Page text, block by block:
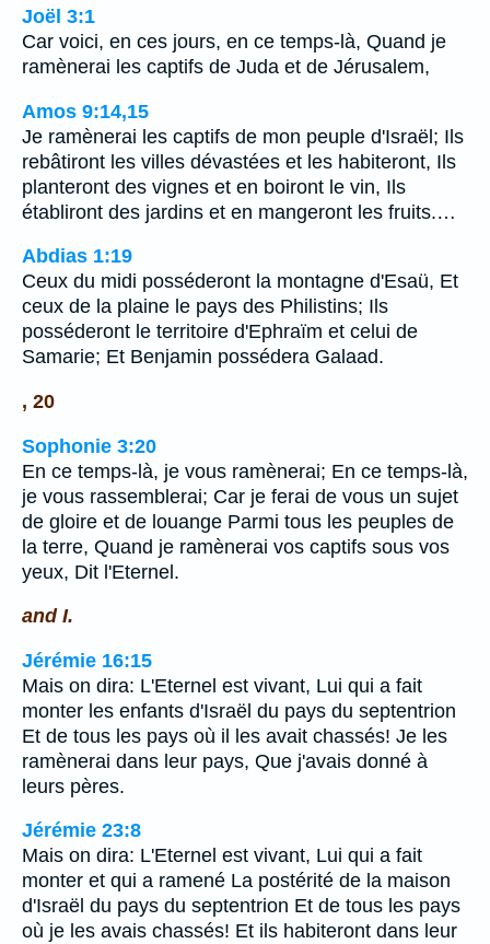
Joël 3:1
Car voici, en ces jours, en ce temps-là, Quand je
ramènerai les captifs de Juda et de Jérusalem,
Amos 9:14,15
Je ramènerai les captifs de mon peuple d'Israël; Ils
rebâtiront les villes dévastées et les habiteront, Ils
planteront des vignes et en boiront le vin, Ils
établiront des jardins et en mangeront les fruits.…
Abdias 1:19
Ceux du midi posséderont la montagne d'Esaü, Et
ceux de la plaine le pays des Philistins; Ils
posséderont le territoire d'Ephraïm et celui de
Samarie; Et Benjamin possédera Galaad.
, 20
Sophonie 3:20
En ce temps-là, je vous ramènerai; En ce temps-là,
je vous rassemblerai; Car je ferai de vous un sujet
de gloire et de louange Parmi tous les peuples de
la terre, Quand je ramènerai vos captifs sous vos
yeux, Dit l'Eternel.
and I.
Jérémie 16:15
Mais on dira: L'Eternel est vivant, Lui qui a fait
monter les enfants d'Israël du pays du septentrion
Et de tous les pays où il les avait chassés! Je les
ramènerai dans leur pays, Que j'avais donné à
leurs pères.
Jérémie 23:8
Mais on dira: L'Eternel est vivant, Lui qui a fait
monter et qui a ramené La postérité de la maison
d'Israël du pays du septentrion Et de tous les pays
où je les avais chassés! Et ils habiteront dans leur